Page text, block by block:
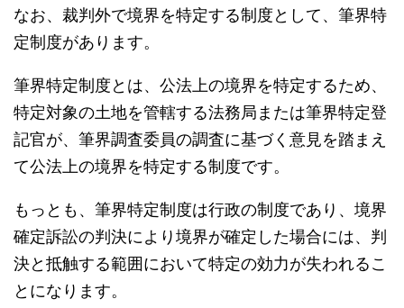
なお、裁判外で境界を特定する制度として、筆界特
定制度があります。
筆界特定制度とは、公法上の境界を特定するため、
特定対象の土地を管轄する法務局または筆界特定登
記官が、筆界調査委員の調査に基づく意見を踏まえ
て公法上の境界を特定する制度です。
もっとも、筆界特定制度は行政の制度であり、境界
確定訴訟の判決により境界が確定した場合には、判
決と抵触する範囲において特定の効力が失われるこ
とになります。